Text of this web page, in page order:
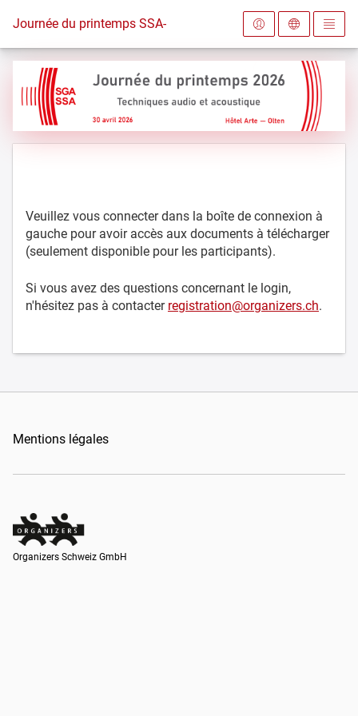
Vers la page d'accueil
Journée du printemps SSA-SGA 2026
Veuillez vous connecter dans la boîte de connexion à
gauche pour avoir accès aux documents à télécharger
(seulement disponible pour les participants).
Si vous avez des questions concernant le login,
n'hésitez pas à contacter registration@organizers.ch.
Mentions légales
Organizers Schweiz GmbH
Organizers Schweiz GmbH